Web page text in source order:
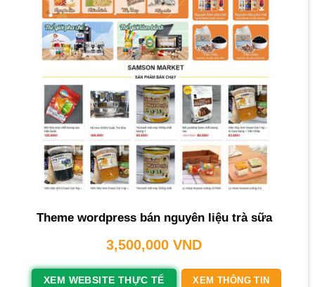
Theme wordpress bán nguyên liệu trà sữa
3,500,000 VND
XEM WEBSITE THỰC TẾ XEM THÔNG TIN